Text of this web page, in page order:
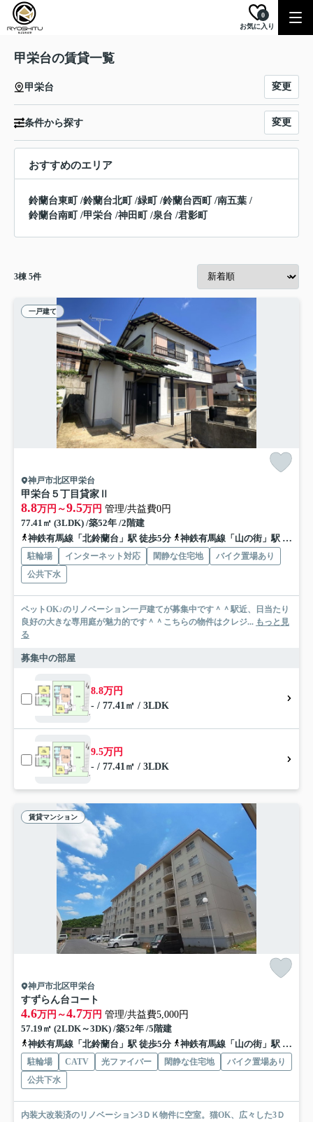
お気に入り
0
甲栄台の賃貸一覧
甲栄台 変更
条件から探す 変更
おすすめのエリア
鈴蘭台東町 /鈴蘭台北町 /緑町 /鈴蘭台西町 /南五葉 /
鈴蘭台南町
/甲栄台 /神田町 /泉台 /君影町
3棟 5件
一戸建て
神戸市北区甲栄台
甲栄台５丁目貸家Ⅱ
8.8万円～9.5万円 管理/共益費0円
77.41㎡ (3LDK) /築52年 /2階建
神鉄有馬線「北鈴蘭台」駅 徒歩5分
神鉄有馬線「山の街」駅 徒歩15分
駐輪場 インターネット対応 閑静な住宅地
バイク置場あり
公共下水
ペットOK♪のリノベーション一戸建てが募集中です＾＾駅近、日当たり
良好の大きな専用庭が魅力的です＾＾こちらの物件はクレジ... もっと見
る
募集中の部屋
8.8万円
- / 77.41㎡ / 3LDK
9.5万円
- / 77.41㎡ / 3LDK
賃貸マンション
神戸市北区甲栄台
すずらん台コート
4.6万円～4.7万円 管理/共益費5,000円
57.19㎡ (2LDK～3DK) /築52年 /5階建
神鉄有馬線「北鈴蘭台」駅 徒歩5分
神鉄有馬線「山の街」駅 徒歩7分
駐輪場 CATV 光ファイバー 閑静な住宅地
バイク置場あり
公共下水
内装大改装済のリノベーション3ＤＫ物件に空室。猫OK、広々した3Ｄ